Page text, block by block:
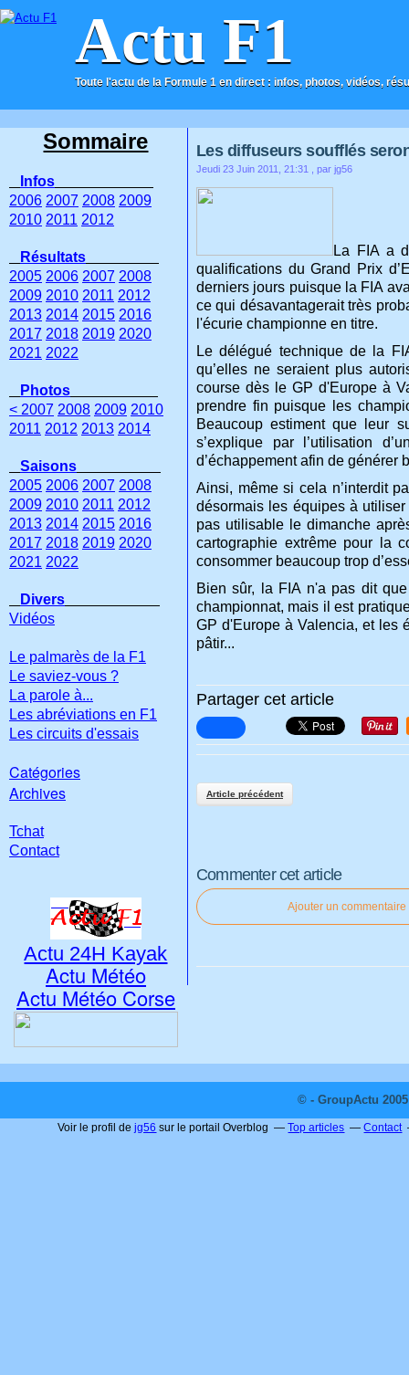
Actu F1
Toute l'actu de la Formule 1 en direct : infos, photos, vidéos,
ACCUEIL CONTACT
Les diffuseurs soufflés
Jeudi 23 Juin 2011, 21:31 , par jg56
La FIA a
qualifications du Grand Prix
derniers jours puisque la FIA
ce qui désavantagerait très
l'écurie championne en titre.
Le délégué technique de la
qu’elles ne seraient plus
course dès le GP d'Europe à
prendre fin puisque les
Beaucoup estiment que leur
s’explique par l’utilisation
d’échappement afin de générer
Ainsi, même si cela n’interdit
désormais les équipes à
pas utilisable le dimanche
cartographie extrême pour la
consommer beaucoup trop
Bien sûr, la FIA n'a pas dit
championnat, mais il est
GP d'Europe à Valencia, et les
pâtir...
Partager cet article
Article précédent
Commenter cet article
Ajouter un commentaire
Sommaire
Infos
2006 2007 2008 2009
2010 2011 2012
Résultats
2005 2006 2007 2008
2009 2010 2011 2012
2013 2014 2015 2016
2017 2018 2019 2020
2021 2022
Photos
< 2007 2008 2009 2010
2011 2012 2013 2014
Saisons
2005 2006 2007 2008
2009 2010 2011 2012
2013 2014 2015 2016
2017 2018 2019 2020
2021 2022
Divers
Vidéos
Le palmarès de la F1
Le saviez-vous ?
La parole à...
Les abréviations en F1
Les circuits d'essais
Catégories
Archives
Tchat
Contact
Actu 24H Kayak
Actu Météo
Actu Météo Corse
© - GroupActu
Voir le profil dejg56 sur le portail Overblog Top articles Contact